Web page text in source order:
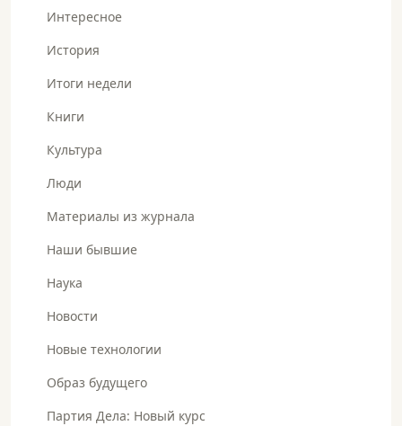
Интересное
История
Итоги недели
Книги
Культура
Люди
Материалы из журнала
Наши бывшие
Наука
Новости
Новые технологии
Образ будущего
Партия Дела: Новый курс